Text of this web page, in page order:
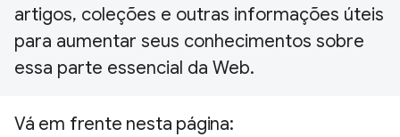
artigos, coleções e outras informações úteis
para aumentar seus conhecimentos sobre
essa parte essencial da Web.
Vá em frente nesta página: